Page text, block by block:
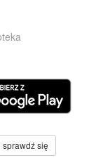
sprawdź się